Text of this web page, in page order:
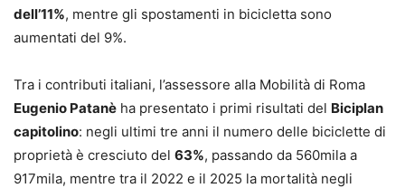
dell’11%, mentre gli spostamenti in bicicletta sono
aumentati del 9%.
Tra i contributi italiani, l’assessore alla Mobilità di Roma
Eugenio Patanè ha presentato i primi risultati del Biciplan
capitolino: negli ultimi tre anni il numero delle biciclette di
proprietà è cresciuto del 63%, passando da 560mila a
917mila, mentre tra il 2022 e il 2025 la mortalità negli